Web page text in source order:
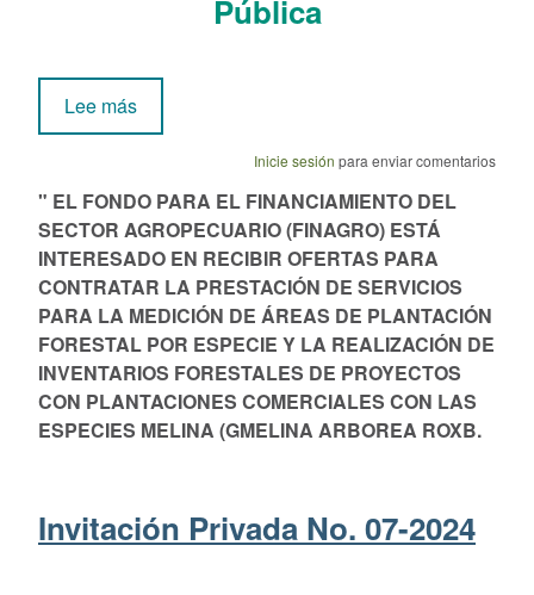
Pública
Lee mássobre Invitación Privada No. 08-2024
Inicie sesión para enviar comentarios
" EL FONDO PARA EL FINANCIAMIENTO DEL
SECTOR AGROPECUARIO (FINAGRO) ESTÁ
INTERESADO EN RECIBIR OFERTAS PARA
CONTRATAR LA PRESTACIÓN DE SERVICIOS
PARA LA MEDICIÓN DE ÁREAS DE PLANTACIÓN
FORESTAL POR ESPECIE Y LA REALIZACIÓN DE
INVENTARIOS FORESTALES DE PROYECTOS
CON PLANTACIONES COMERCIALES CON LAS
ESPECIES MELINA (GMELINA ARBOREA ROXB.
Invitación Privada No. 07-2024